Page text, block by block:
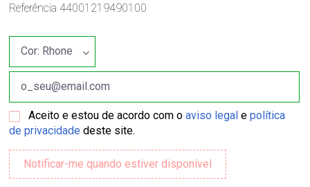
Referência 44001219490100
Aceito e estou de acordo com oaviso legal epolítica
de privacidade deste site.